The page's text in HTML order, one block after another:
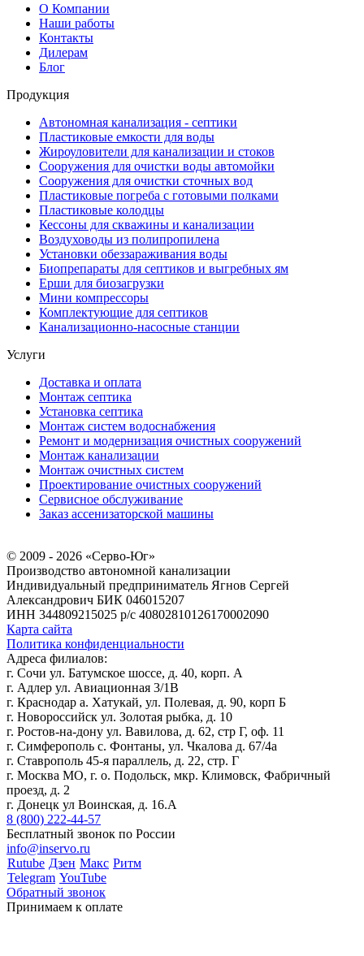
О Компании
Наши работы
Контакты
Дилерам
Блог
Продукция
Автономная канализация - септики
Пластиковые емкости для воды
Жироуловители для канализации и стоков
Сооружения для очистки воды автомойки
Сооружения для очистки сточных вод
Пластиковые погреба с готовыми полками
Пластиковые колодцы
Кессоны для скважины и канализации
Воздуховоды из полипропилена
Установки обеззараживания воды
Биопрепараты для септиков и выгребных ям
Ерши для биозагрузки
Мини компрессоры
Комплектующие для септиков
Канализационно-насосные станции
Услуги
Доставка и оплата
Монтаж септика
Установка септика
Монтаж систем водоснабжения
Ремонт и модернизация очистных сооружений
Монтаж канализации
Монтаж очистных систем
Проектирование очистных сооружений
Сервисное обслуживание
Заказ ассенизаторской машины
© 2009 - 2026 «Серво-Юг»
Производство автономной канализации
Индивидуальный предприниматель Ягнов Сергей
Александрович БИК 046015207
ИНН 344809215025 р/с 40802810126170002090
Карта сайта
Политика конфиденциальности
Адреса филиалов:
г. Сочи ул. Батумское шоссе, д. 40, корп. А
г. Адлер ул. Авиационная 3/1В
г. Краснодар а. Хатукай, ул. Полевая, д. 90, корп Б
г. Новороссийск ул. Золотая рыбка, д. 10
г. Ростов-на-дону ул. Вавилова, д. 62, стр Г, оф. 11
г. Симферополь с. Фонтаны, ул. Чкалова д. 67/4а
г. Ставрополь 45-я параллель, д. 22, стр. Г
г. Москва МО, г. о. Подольск, мкр. Климовск, Фабричный
проезд, д. 2
г. Донецк ул Воинская, д. 16.А
8 (800) 222-44-57
Бесплатный звонок по России
info@inservo.ru
Rutube Дзен Макс Ритм
Telegram YouTube
Обратный звонок
Принимаем к оплате